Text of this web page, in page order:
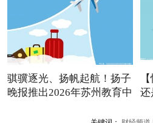
骐骥逐光、扬帆起航！扬子
晚报推出2026年苏州教育中
还